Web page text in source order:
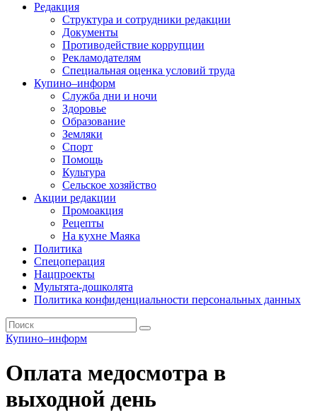
Редакция
Структура и сотрудники редакции
Документы
Противодействие коррупции
Рекламодателям
Специальная оценка условий труда
Купино–информ
Служба дни и ночи
Здоровье
Образование
Земляки
Спорт
Помощь
Культура
Сельское хозяйство
Акции редакции
Промоакция
Рецепты
На кухне Маяка
Политика
Спецоперация
Нацпроекты
Мультята-дошколята
Политика конфиденциальности персональных данных
Купино–информ
Оплата медосмотра в
выходной день